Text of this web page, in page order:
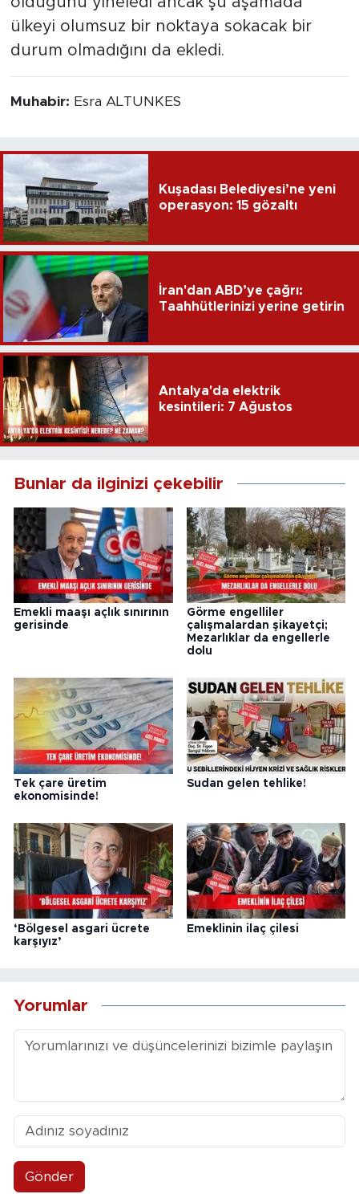
ülkeyi olumsuz bir noktaya sokacak bir
durum olmadığını da ekledi.
Muhabir: Esra ALTUNKES
Kuşadası Belediyesi’ne yeni
operasyon: 15 gözaltı
İran'dan ABD’ye çağrı:
Taahhütlerinizi yerine getirin
Antalya'da elektrik
kesintileri: 7 Ağustos
Bunlar da ilginizi çekebilir
Emekli maaşı açlık sınırının
gerisinde
Görme engelliler
çalışmalardan şikayetçi;
Mezarlıklar da engellerle
dolu
Tek çare üretim
ekonomisinde!
Sudan gelen tehlike!
‘Bölgesel asgari ücrete
karşıyız’
Emeklinin ilaç çilesi
Yorumlar
Gönder